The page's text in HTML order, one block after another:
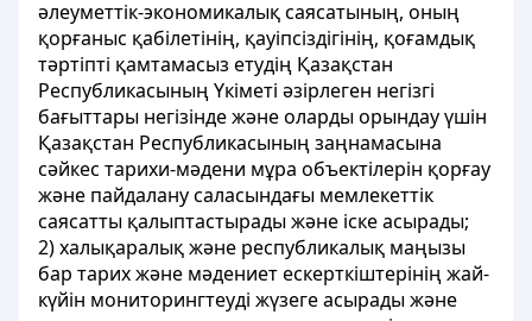
әлеуметтік-экономикалық саясатының, оның
қорғаныс қабілетінің, қауіпсіздігінің, қоғамдық
тәртіпті қамтамасыз етудің Қазақстан
Республикасының Үкіметі әзірлеген негізгі
бағыттары негізінде және оларды орындау үшін
Қазақстан Республикасының заңнамасына
сәйкес тарихи-мәдени мұра объектілерін қорғау
және пайдалану саласындағы мемлекеттік
саясатты қалыптастырады және іске асырады;
2) халықаралық және республикалық маңызы
бар тарих және мәдениет ескерткіштерінің жай-
күйін мониторингтеуді жүзеге асырады және